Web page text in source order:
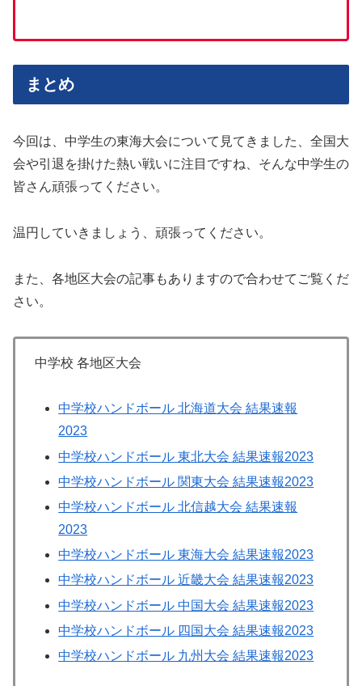
まとめ
今回は、中学生の東海大会について見てきました、全国大
会や引退を掛けた熱い戦いに注目ですね、そんな中学生の
皆さん頑張ってください。
温円していきましょう、頑張ってください。
また、各地区大会の記事もありますので合わせてご覧くだ
さい。
中学校 各地区大会
中学校ハンドボール 北海道大会 結果速報
2023
中学校ハンドボール 東北大会 結果速報2023
中学校ハンドボール 関東大会 結果速報2023
中学校ハンドボール 北信越大会 結果速報
2023
中学校ハンドボール 東海大会 結果速報2023
中学校ハンドボール 近畿大会 結果速報2023
中学校ハンドボール 中国大会 結果速報2023
中学校ハンドボール 四国大会 結果速報2023
中学校ハンドボール 九州大会 結果速報2023